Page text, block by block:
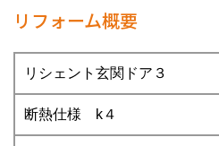
リフォーム概要
リシェント玄関ドア３
断熱仕様 k４